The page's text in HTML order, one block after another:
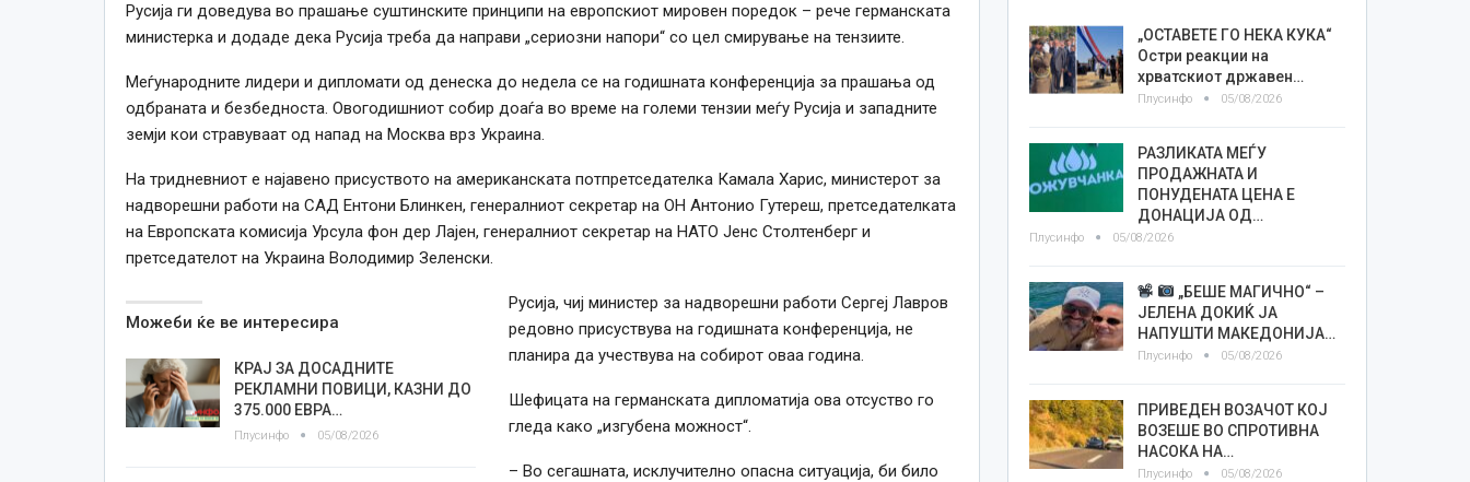
Русија ги доведува во прашање суштинските принципи на европскиот мировен поредок – рече германската
министерка и додаде дека Русија треба да направи „сериозни напори“ со цел смирување на тензиите.
Меѓународните лидери и дипломати од денеска до недела се на годишната конференција за прашања од
одбраната и безбедноста. Овогодишниот собир доаѓа во време на големи тензии меѓу Русија и западните
земји кои стравуваат од напад на Москва врз Украина.
На тридневниот е најавено присуството на американската потпретседателка Камала Харис, министерот за
надворешни работи на САД Ентони Блинкен, генералниот секретар на ОН Антонио Гутереш, претседателката
на Европската комисија Урсула фон дер Лајен, генералниот секретар на НАТО Јенс Столтенберг и
претседателот на Украина Володимир Зеленски.
Можеби ќе ве интересира
КРАЈ ЗА ДОСАДНИТЕ
РЕКЛАМНИ ПОВИЦИ, КАЗНИ ДО
375.000 ЕВРА…
Плусинфо 05/08/2026
Русија, чиј министер за надворешни работи Сергеј Лавров
редовно присуствува на годишната конференција, не
планира да учествува на собирот оваа година.
Шефицата на германската дипломатија ова отсуство го
гледа како „изгубена можност“.
– Во сегашната, исклучително опасна ситуација, би било
„ОСТАВЕТЕ ГО НЕКА КУКА“
Остри реакции на
хрватскиот државен…
Плусинфо 05/08/2026
РАЗЛИКАТА МЕЃУ
ПРОДАЖНАТА И
ПОНУДЕНАТА ЦЕНА Е
ДОНАЦИЈА ОД…
Плусинфо 05/08/2026
„БЕШЕ МАГИЧНО“ –
ЈЕЛЕНА ДОКИЌ ЈА
НАПУШТИ МАКЕДОНИЈА…
Плусинфо 05/08/2026
ПРИВЕДЕН ВОЗАЧОТ КОЈ
ВОЗЕШЕ ВО СПРОТИВНА
НАСОКА НА…
Плусинфо 05/08/2026